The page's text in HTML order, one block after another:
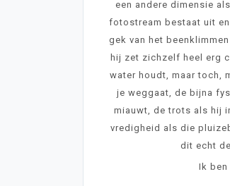
een andere dimensie
fotostream bestaat uit
gek van het
hij zet zichzelf heel erg
water houdt, maar toch,
je weggaat, de bijna
miauwt, de trots als hij
vredigheid als die
dit echt
Ik ben